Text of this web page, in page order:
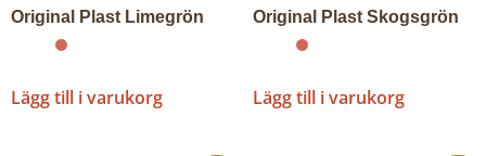
Original Plast Limegrön
Lägg till i varukorg
Original Plast Skogsgrön
Lägg till i varukorg